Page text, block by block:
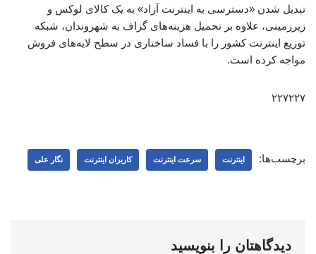
تبدیل شدن «دسترسی به اینترنت آزاد» به یک کالای لوکس و
زیرزمینی، علاوه بر تحمیل هزینه‌های گزاف به شهروندان، شبکه
توزیع اینترنت کشور را با فساد ساختاری در سطح لایه‌های فروش
مواجه کرده است.
۲۲۷۲۲۷
برچسب‌ها: اینترنت سرعت اینترنت کاربران اینترنت نگار علی
دیدگاهتان را بنویسید